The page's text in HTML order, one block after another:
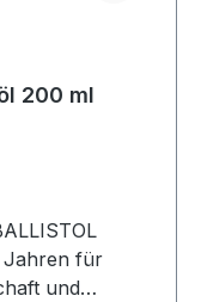
BALLISTOL 21718 Universalöl 200 ml
Jahren für
und